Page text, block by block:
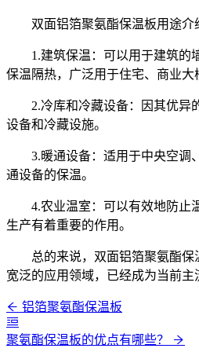
双面铝箔聚氨酯保温板用途介
1.建筑保温：可以用于建筑的
保温隔热，广泛用于住宅、商业大
2.冷库和冷藏设备：因其优异
设备和冷藏设施。
3.暖通设备：适用于中央空调
通设备的保温。
4.农业温室：可以有效地防止
生产有着重要的作用。
总的来说，双面铝箔聚氨酯
宽泛的应用领域，已经成为当前主
铝箔聚氨酯保温板
聚氨酯保温板的优点有哪些？